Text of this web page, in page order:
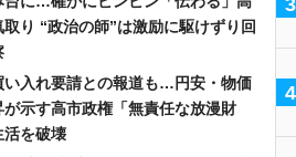
り “政治の師”は激励に駆けずり回
い入れ要請との報道も…円安・物価
示す高市政権「無責任な放漫財
活を破壊
3
4